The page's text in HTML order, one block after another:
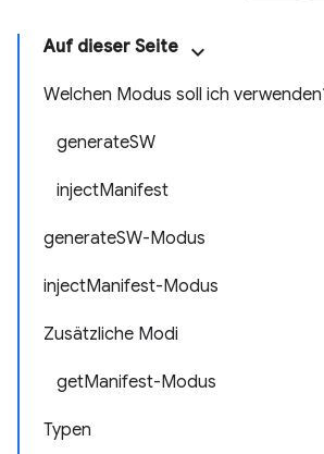
Auf dieser Seite
Welchen Modus soll ich
generateSW
injectManifest
generateSW-Modus
injectManifest-Modus
Zusätzliche Modi
getManifest-Modus
Typen